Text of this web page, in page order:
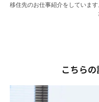
移住先のお仕事紹介をしていま
こちら